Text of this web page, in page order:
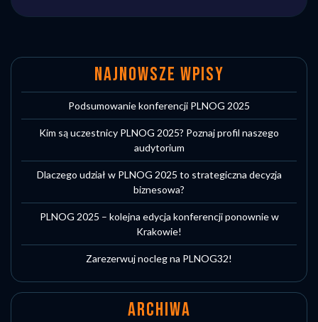
NAJNOWSZE WPISY
Podsumowanie konferencji PLNOG 2025
Kim są uczestnicy PLNOG 2025? Poznaj profil naszego
audytorium
Dlaczego udział w PLNOG 2025 to strategiczna decyzja
biznesowa?
PLNOG 2025 – kolejna edycja konferencji ponownie w
Krakowie!
Zarezerwuj nocleg na PLNOG32!
ARCHIWA